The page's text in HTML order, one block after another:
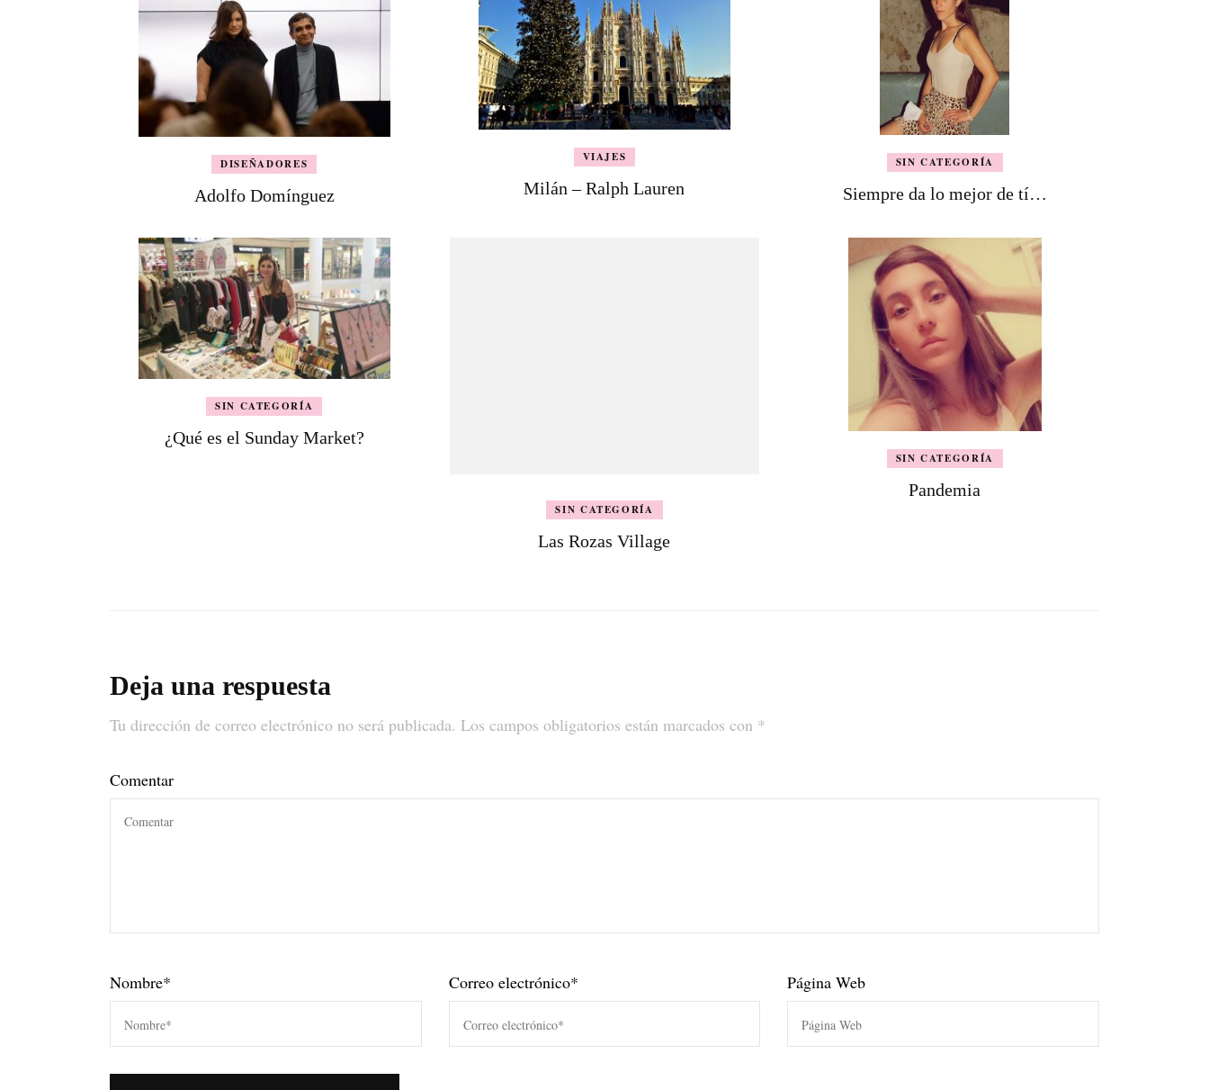
DISEÑADORES
Adolfo Domínguez
VIAJES
Milán – Ralph Lauren
SIN CATEGORÍA
Siempre da lo mejor de tí…
SIN CATEGORÍA
¿Qué es el Sunday Market?
SIN CATEGORÍA
Las Rozas Village
SIN CATEGORÍA
Pandemia
Deja una respuesta
Tu dirección de correo electrónico no será publicada. Los campos obligatorios están marcados con *
Comentar
Nombre* Correo electrónico* Página Web